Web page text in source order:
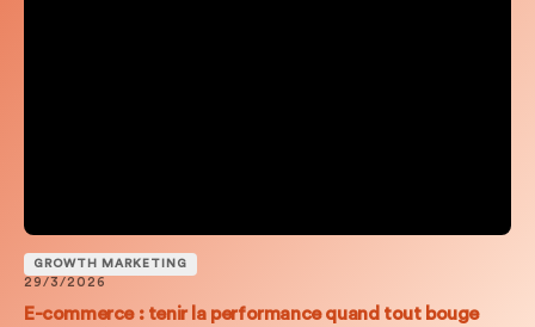
GROWTH MARKETING
29/3/2026
E-commerce : tenir la performance quand tout bouge